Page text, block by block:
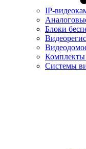
IP-
Блоки
Комплекты
Системы